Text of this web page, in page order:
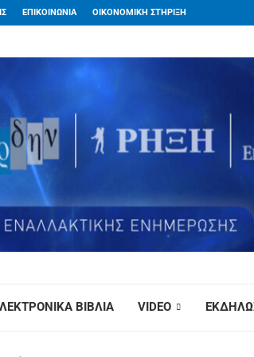
ΕΠΙΚΟΙΝΩΝΙΑ ΟΙΚΟΝΟΜΙΚΗ ΣΤΗΡΙΞΗ
ΒΙΒΛΙΑ VIDEO